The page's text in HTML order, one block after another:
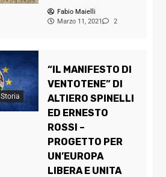
Fabio Maielli
Marzo 11, 2021
2
Storia
“IL MANIFESTO DI
VENTOTENE” DI
ALTIERO SPINELLI
ED ERNESTO
ROSSI –
PROGETTO PER
UN’EUROPA
LIBERA E UNITA